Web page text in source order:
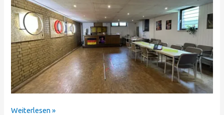
Weiterlesen »